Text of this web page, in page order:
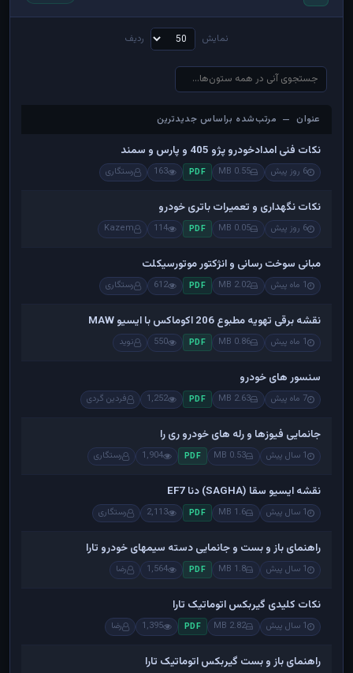
نمایش ردیف
عنوان — مرتب‌شده براساس جدیدترین
عنوان — مرتب‌شده براساس جدیدترین
نکات فنی امدادخودرو پژو 405 و پارس و سمند
6 روز پیش 0.55 MB
PDF
163 رستگاری
نکات نگهداری و تعمیرات باتری خودرو
6 روز پیش 0.05 MB
PDF
114
Kazem
مبانی سوخت رسانی و انژکتور موتورسیکلت
1 ماه پیش 2.02 MB
PDF
612 رستگاری
نقشه برقی تهویه مطبوع 206 اکوماکس با ایسیو MAW
1 ماه پیش 0.86 MB
PDF
550 نوید
سنسور های خودرو
7 ماه پیش 2.63 MB
PDF
1,252 فردین گردی
جانمایی فیوزها و رله های خودرو ری را
1 سال پیش 0.53 MB
PDF
1,904 رستگاری
نقشه ایسیو سقا (SAGHA) دنا EF7
1 سال پیش 1.6 MB
PDF
2,113 رستگاری
راهنمای باز و بست و جانمایی دسته سیمهای خودرو تارا
1 سال پیش 1.8 MB
PDF
1,564 رضا
نکات کلیدی گیربکس اتوماتیک تارا
1 سال پیش 2.82 MB
PDF
1,395 رضا
راهنمای باز و بست گیربکس اتوماتیک تارا